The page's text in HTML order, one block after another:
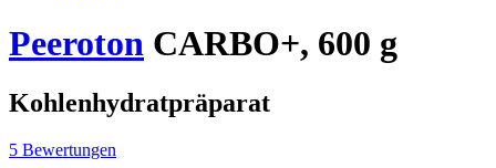
Peeroton CARBO+, 600 g
Kohlenhydratpräparat
5 Bewertungen